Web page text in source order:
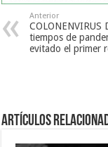
Anterior
COLONENVIRUS
tiempos de
evitado el primer
Artículos